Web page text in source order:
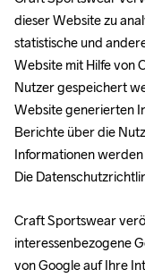
dieser Website zu
statistische und
Website mit Hilfe von
Nutzer gespeichert
Website generierten
Berichte über die
Informationen
Die
Craft Sportswear
interessenbezogene
von Google auf Ihre